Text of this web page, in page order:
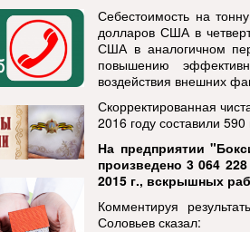
Себестоимость на
долларов США в
США в аналогичном
повышению
воздействия внешних
Скорректированная
2016 году составили
На предприятии
произведено 3 064
2015 г., вскрышных
Комментируя
Соловьев сказал: